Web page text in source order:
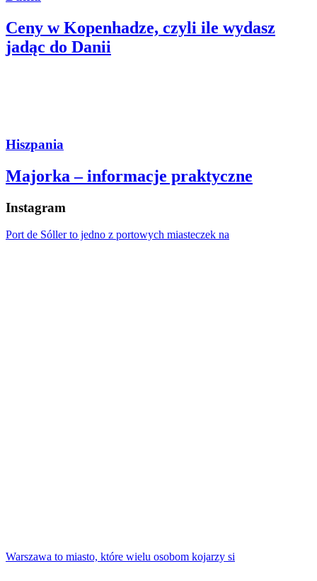
Ceny w Kopenhadze, czyli ile wydasz
jadąc do Danii
Hiszpania
Majorka – informacje praktyczne
Instagram
Port de Sóller to jedno z portowych miasteczek na
Warszawa to miasto, które wielu osobom kojarzy si